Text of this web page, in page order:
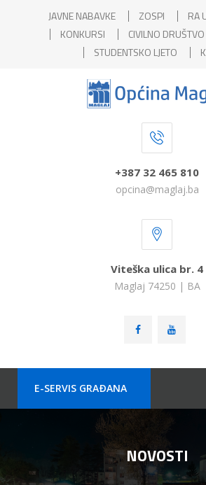
JAVNE NABAVKE ZOSPI RA
KONKURSI
CIVILNO DRUŠTVO
STUDENTSKO LJETO
+387 32 465 810
opcina@maglaj.ba
Viteška ulica br. 4
Maglaj 74250 | BA
E-SERVIS GRAÐANA
NOVOSTI